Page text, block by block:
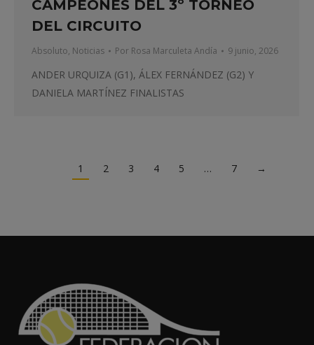
CAMPEONES DEL 3º TORNEO
DEL CIRCUITO
Absoluto, Noticias Por Rosa Marculeta Andía 9 junio, 2026
ANDER URQUIZA (G1), ÁLEX FERNÁNDEZ (G2) Y
DANIELA MARTÍNEZ FINALISTAS
1 2 3 4 5 … 7 →